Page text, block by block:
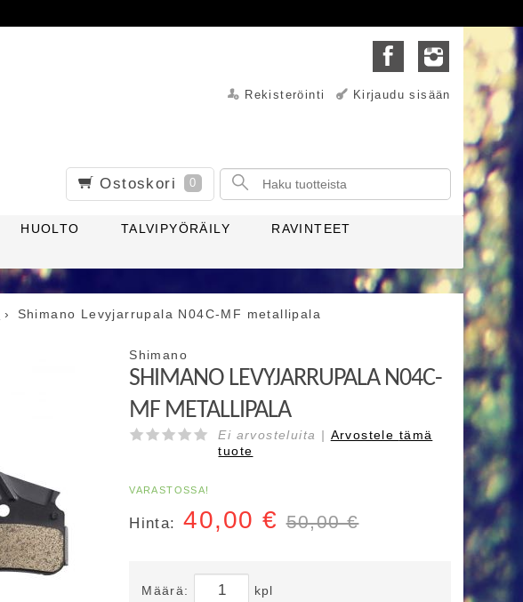
Rekisteröinti Kirjaudu sisään
Ostoskori 0
HUOLTO TALVIPYÖRÄILY
RAVINTEET
Shimano Levyjarrupala N04C-MF metallipala
Shimano
SHIMANO LEVYJARRUPALA N04C-
MF METALLIPALA
Ei arvosteluita | Arvostele tämä
tuote
VARASTOSSA!
Hinta: 40,00 € 50,00 €
Määrä: kpl